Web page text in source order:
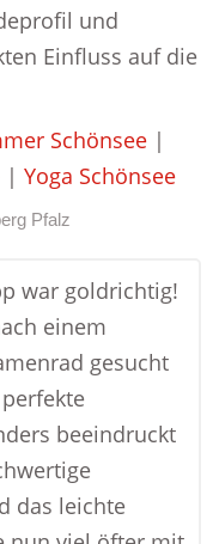
und
Einfluss auf die
Schönsee |
| Yoga Schönsee
Pfalz
war goldrichtig!
einem
gesucht
beeindruckt
das leichte